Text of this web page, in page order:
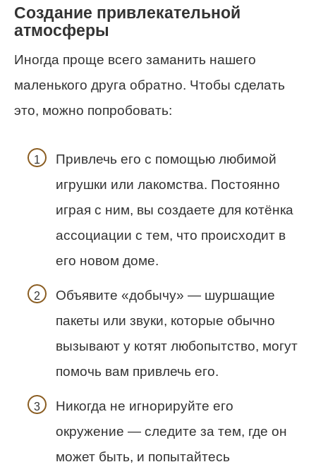
Создание привлекательной
атмосферы
Иногда проще всего заманить нашего
маленького друга обратно. Чтобы сделать
это, можно попробовать:
Привлечь его с помощью любимой
игрушки или лакомства. Постоянно
играя с ним, вы создаете для котёнка
ассоциации с тем, что происходит в
его новом доме.
Объявите «добычу» — шуршащие
пакеты или звуки, которые обычно
вызывают у котят любопытство, могут
помочь вам привлечь его.
Никогда не игнорируйте его
окружение — следите за тем, где он
может быть, и попытайтесь